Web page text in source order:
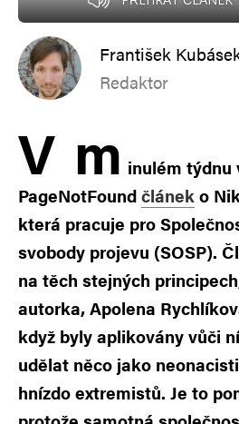
František
Redaktor
V m inulém týdnu
PageNotFoundčláneko
která pracuje pro
svobody projevu (SOSP).
na těch stejných
autorka, Apolena
když byly aplikovány vůči
udělat něco jako
hnízdo extremistů. Je to